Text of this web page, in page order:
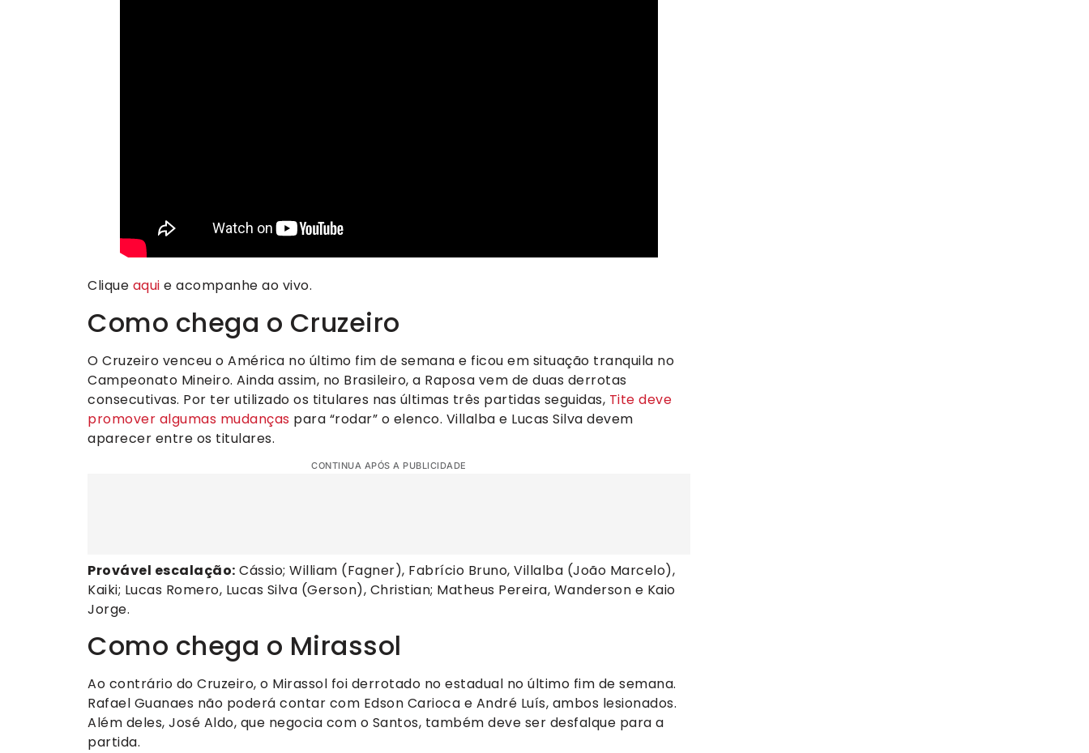
Clique aqui e acompanhe ao vivo.
Como chega o Cruzeiro
O Cruzeiro venceu o América no último fim de semana e ficou em situação tranquila no
Campeonato Mineiro. Ainda assim, no Brasileiro, a Raposa vem de duas derrotas
consecutivas. Por ter utilizado os titulares nas últimas três partidas seguidas, Tite deve
promover algumas mudanças para “rodar” o elenco. Villalba e Lucas Silva devem
aparecer entre os titulares.
CONTINUA APÓS A PUBLICIDADE
Provável escalação: Cássio; William (Fagner), Fabrício Bruno, Villalba (João Marcelo),
Kaiki; Lucas Romero, Lucas Silva (Gerson), Christian; Matheus Pereira, Wanderson e Kaio
Jorge.
Como chega o Mirassol
Ao contrário do Cruzeiro, o Mirassol foi derrotado no estadual no último fim de semana.
Rafael Guanaes não poderá contar com Edson Carioca e André Luís, ambos lesionados.
Além deles, José Aldo, que negocia com o Santos, também deve ser desfalque para a
partida.